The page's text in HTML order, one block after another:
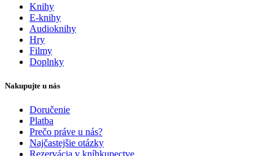
Knihy
E-knihy
Audioknihy
Hry
Filmy
Doplnky
Nakupujte u nás
Doručenie
Platba
Prečo práve u nás?
Najčastejšie otázky
Rezervácia v kníhkupectve